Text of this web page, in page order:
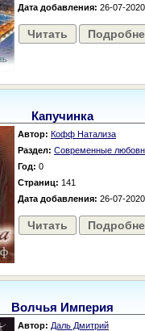
Дата добавления: 26-07-2020
Читать
Капучинка
Автор: Кофф Натализа
Раздел: Современные
Год: 0
Страниц: 141
Дата добавления: 26-07-2020
Читать
Волчья Империя
Автор: Даль Дмитрий